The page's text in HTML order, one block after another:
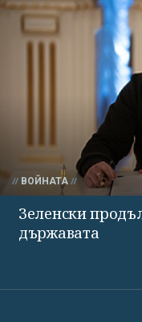
ВОЙНАТА
Зеленски
държавата